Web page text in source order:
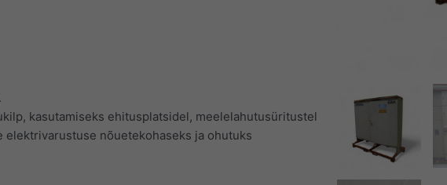
kasutamiseks ehitusplatsidel, meelelahutusüritustel
elektrivarustuse nõuetekohaseks ja ohutuks